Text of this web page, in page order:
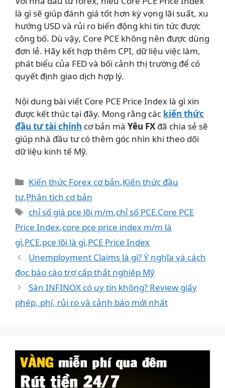
là gì sẽ giúp đánh giá tốt hơn kỳ vọng lãi suất, xu
hướng USD và rủi ro biến động khi tin tức được
công bố. Dù vậy, Core PCE không nên được dùng
đơn lẻ. Hãy kết hợp thêm CPI, dữ liệu việc làm,
phát biểu của FED và bối cảnh thị trường để có
quyết định giao dịch hợp lý.
Nội dung bài viết Core PCE Price Index là gì xin
được kết thúc tại đây. Mong rằng các kiến thức
đầu tư tài chính cơ bản mà Yêu FX đã chia sẻ sẽ
giúp nhà đầu tư có thêm góc nhìn khi theo dõi
dữ liệu kinh tế Mỹ.
Danh
mục
Kiến thức Forex cơ bản,Kiến thức đầu
tư,Phân tích cơ bản
Thẻ
chỉ số giá pce lõi m/m,chỉ số PCE,Core PCE
Price Index,core pce price index m/m là
gì,PCE,pce lõi là gì,PCE Price Index
Unemployment Claims là gì? Ý nghĩa và cách
đọc báo cáo trợ cấp thất nghiệp Mỹ
Sàn INFINOX có uy tín không? Review giấy
phép, phí, rủi ro và cảnh báo mới nhất